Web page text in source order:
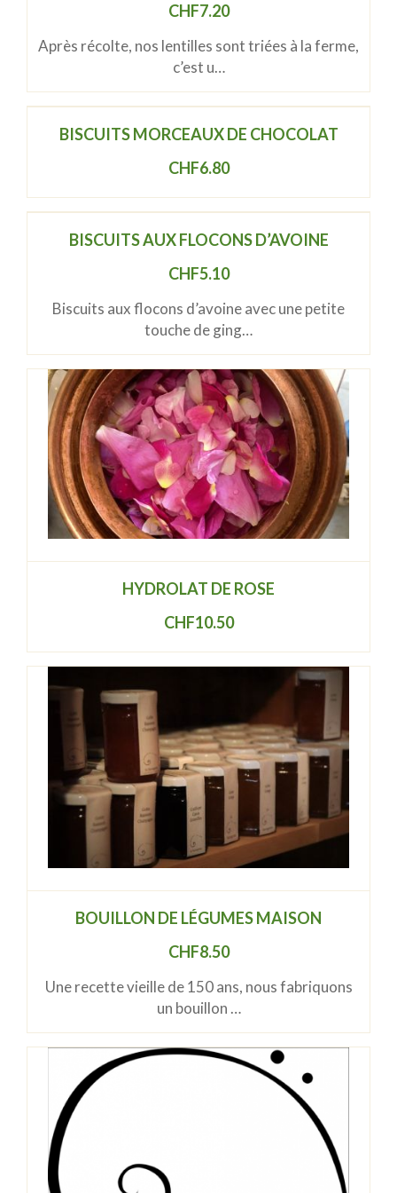
CHF7.20
Après récolte, nos lentilles sont triées à la ferme,
c’est u…
BISCUITS MORCEAUX DE CHOCOLAT
CHF6.80
BISCUITS AUX FLOCONS D’AVOINE
CHF5.10
Biscuits aux flocons d’avoine avec une petite
touche de ging…
HYDROLAT DE ROSE
CHF10.50
BOUILLON DE LÉGUMES MAISON
CHF8.50
Une recette vieille de 150 ans, nous fabriquons
un bouillon …